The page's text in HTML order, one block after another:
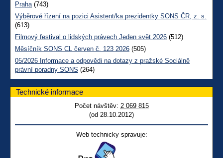
Praha(743)
Výběrové řízení na pozici Asistent/ka prezidentky SONS ČR, z. s.
(613)
Filmový festival o lidských právech Jeden svět 2026 (512)
Měsíčník SONS CL červen č. 123 2026 (505)
05/2026 Informace a odpovědi na dotazy z pražské Sociálně
právní poradny SONS (264)
Technické informace
Počet návštěv: 2 069 815
(od 28.10.2012)
Web technicky spravuje: